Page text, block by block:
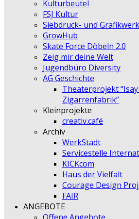
Kulturbeutel
FSJ Kultur
Siebdruck- und
GrowHub
Skate Force Döbeln 2.0
Zeig mir deine Welt
Jugendbüro Diversity
AG Geschichte
Theaterprojekt
Zigarrenfabrik”
Kleinprojekte
creativ.café
Archiv
WerkStadt
Servicestelle
KICKcom
Haus der Vielfalt
Courage Design
FAIR
ANGEBOTE